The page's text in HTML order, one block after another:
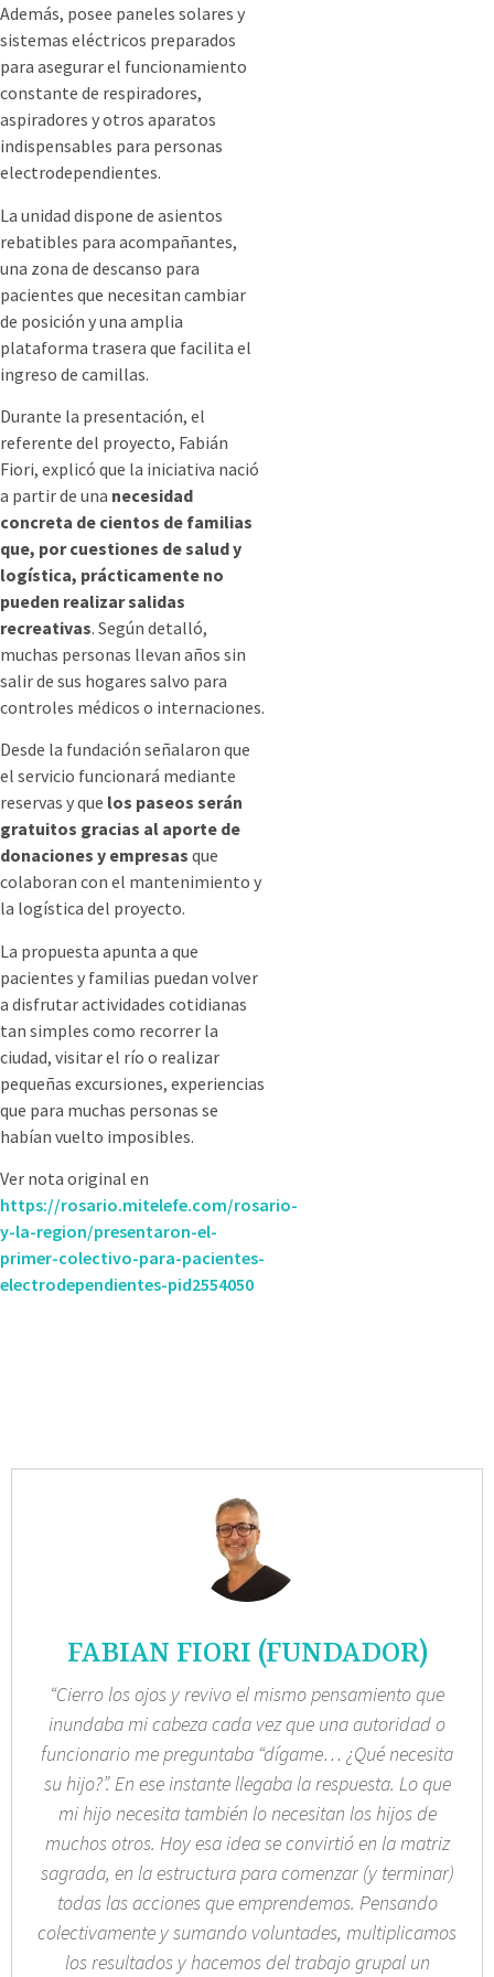
Además, posee paneles solares y
sistemas eléctricos preparados
para asegurar el funcionamiento
constante de respiradores,
aspiradores y otros aparatos
indispensables para personas
electrodependientes.
La unidad dispone de asientos
rebatibles para acompañantes,
una zona de descanso para
pacientes que necesitan cambiar
de posición y una amplia
plataforma trasera que facilita el
ingreso de camillas.
Durante la presentación, el
referente del proyecto, Fabián
Fiori, explicó que la iniciativa nació
a partir de una necesidad
concreta de cientos de familias
que, por cuestiones de salud y
logística, prácticamente no
pueden realizar salidas
recreativas. Según detalló,
muchas personas llevan años sin
salir de sus hogares salvo para
controles médicos o internaciones.
Desde la fundación señalaron que
el servicio funcionará mediante
reservas y que los paseos serán
gratuitos gracias al aporte de
donaciones y empresas que
colaboran con el mantenimiento y
la logística del proyecto.
La propuesta apunta a que
pacientes y familias puedan volver
a disfrutar actividades cotidianas
tan simples como recorrer la
ciudad, visitar el río o realizar
pequeñas excursiones, experiencias
que para muchas personas se
habían vuelto imposibles.
Ver nota original en
https://rosario.mitelefe.com/rosario-
y-la-region/presentaron-el-
primer-colectivo-para-pacientes-
electrodependientes-pid2554050
FABIAN FIORI (FUNDADOR)
“Cierro los ojos y revivo el mismo pensamiento que
inundaba mi cabeza cada vez que una autoridad o
funcionario me preguntaba “dígame… ¿Qué necesita
su hijo?”. En ese instante llegaba la respuesta. Lo que
mi hijo necesita también lo necesitan los hijos de
muchos otros. Hoy esa idea se convirtió en la matriz
sagrada, en la estructura para comenzar (y terminar)
todas las acciones que emprendemos. Pensando
colectivamente y sumando voluntades, multiplicamos
los resultados y hacemos del trabajo grupal un